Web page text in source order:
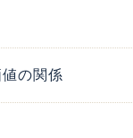
の関係